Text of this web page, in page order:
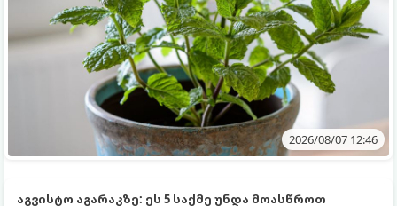
2026/08/07 12:46
აგვისტო აგარაკზე: ეს 5 საქმე უნდა მოასწროთ